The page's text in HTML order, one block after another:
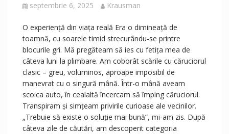
septembrie 6, 2025 Krausman
O experiență din viața reală Era o dimineață de
toamnă, cu soarele timid strecurându-se printre
blocurile gri. Mă pregăteam să ies cu fetița mea de
câteva luni la plimbare. Am coborât scările cu căruciorul
clasic – greu, voluminos, aproape imposibil de
manevrat cu o singură mână. Într-o mână aveam
scoica auto, în cealaltă încercam să împing căruciorul.
Transpiram și simțeam privirile curioase ale vecinilor.
„Trebuie să existe o soluție mai bună”, mi-am zis. După
câteva zile de căutări, am descoperit categoria